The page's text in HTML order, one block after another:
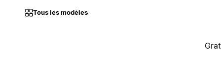
Tous les modèles